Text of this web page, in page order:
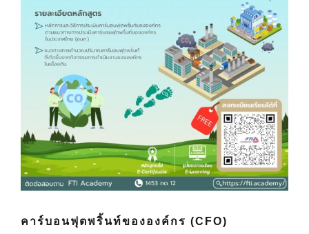
คาร์บอนฟุตพริ้นท์ขององค์กร (CFO)